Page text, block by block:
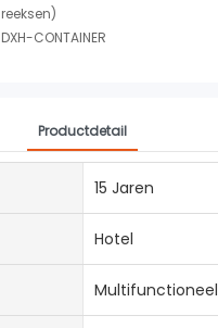
reeksen)
DXH-CONTAINER
Productdetail
15 Jaren
Hotel
Multifunctioneel